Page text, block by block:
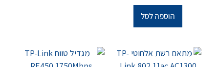
הוספה לסל